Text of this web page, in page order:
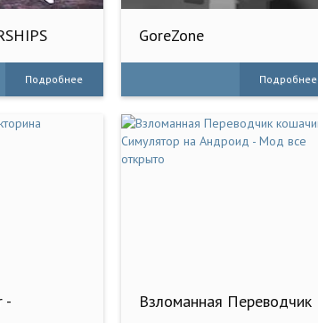
Подробнее
GoreZone
Подробнее
-
Взломанная Переводчик